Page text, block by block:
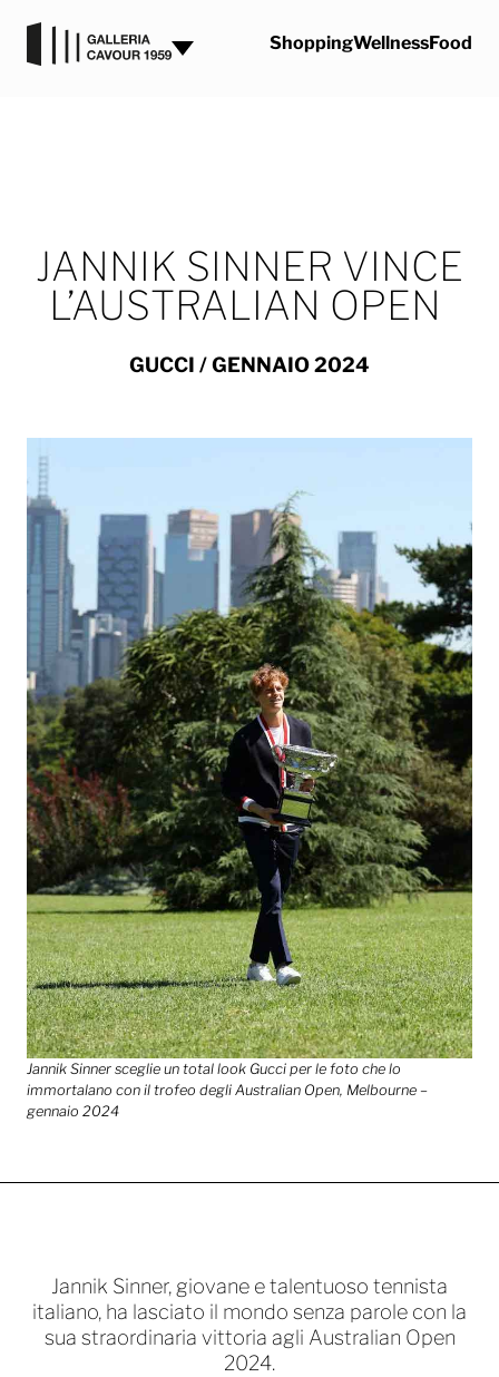
ShoppingWellnessFood
JANNIK SINNER VINCE
L’AUSTRALIAN OPEN
GUCCI / GENNAIO 2024
Jannik Sinner sceglie un total look Gucci per le foto che lo
immortalano con il trofeo degli Australian Open, Melbourne –
gennaio 2024
Jannik Sinner, giovane e talentuoso tennista
italiano, ha lasciato il mondo senza parole con la
sua straordinaria vittoria agli Australian Open
2024.